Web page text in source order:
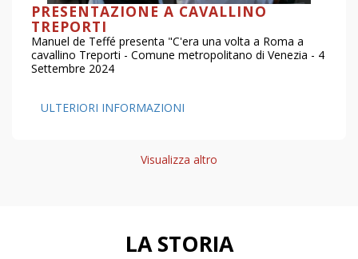
PRESENTAZIONE A CAVALLINO
TREPORTI
Manuel de Teffé presenta "C'era una volta a Roma a
cavallino Treporti - Comune metropolitano di Venezia - 4
Settembre 2024
ULTERIORI INFORMAZIONI
Visualizza altro
LA STORIA